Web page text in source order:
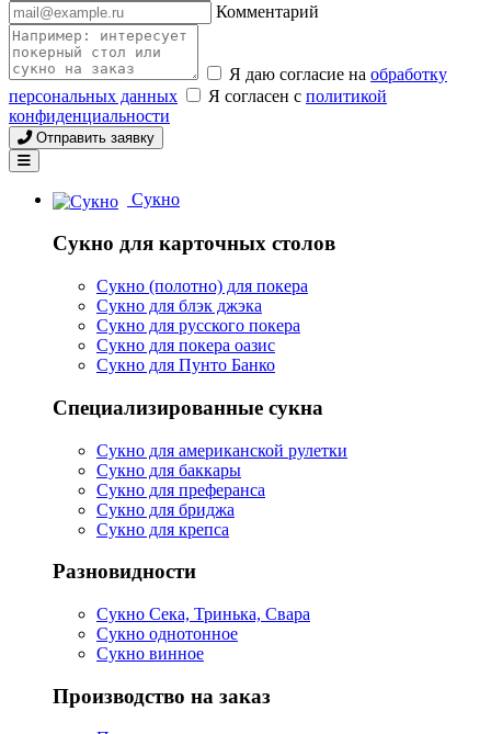
Комментарий
Я даю согласие на обработку
персональных данных
Я согласен с политикой
конфиденциальности
Отправить заявку
Сукно
Сукно для карточных столов
Сукно (полотно) для покера
Сукно для блэк джэка
Сукно для русского покера
Сукно для покера оазис
Сукно для Пунто Банко
Специализированные сукна
Сукно для американской рулетки
Сукно для баккары
Сукно для преферанса
Сукно для бриджа
Сукно для крепса
Разновидности
Сукно Сека, Тринька, Свара
Сукно однотонное
Сукно винное
Производство на заказ